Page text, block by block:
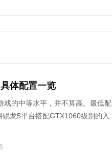
体配置一览
戏的中等水平，并不算高。最低配
龙5平台搭配GTX1060级别的入